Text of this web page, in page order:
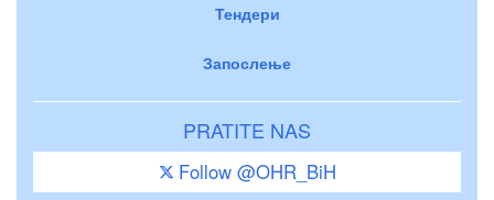
Тендери
Запослење
PRATITE NAS
Follow @OHR_BiH